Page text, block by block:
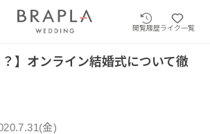
閲覧履歴ライク一覧
？】オンライン結婚式について徹
金)